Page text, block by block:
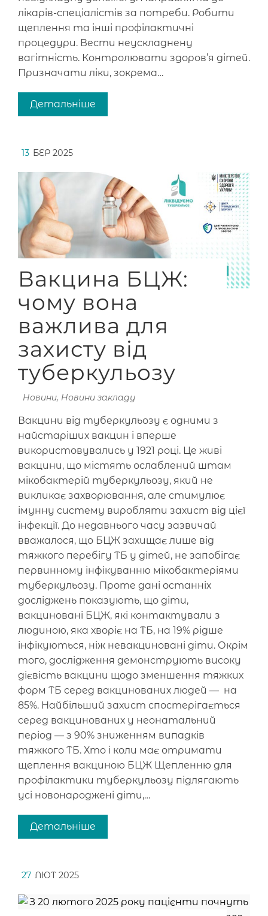
лікарів-спеціалістів за потреби. Робити
щеплення та інші профілактичні
процедури. Вести неускладнену
вагітність. Контролювати здоров’я дітей.
Призначати ліки, зокрема…
Детальніше
13 БЕР 2025
Вакцина БЦЖ:
чому вона
важлива для
захисту від
туберкульозу
Новини, Новини закладу
Вакцини від туберкульозу є одними з
найстаріших вакцин і вперше
використовувались у 1921 році. Це живі
вакцини, що містять ослаблений штам
мікобактерій туберкульозу, який не
викликає захворювання, але стимулює
імунну систему виробляти захист від цієї
інфекції. До недавнього часу зазвичай
вважалося, що БЦЖ захищає лише від
тяжкого перебігу ТБ у дітей, не запобігає
первинному інфікуванню мікобактеріями
туберкульозу. Проте дані останніх
досліджень показують, що діти,
вакциновані БЦЖ, які контактували з
людиною, яка хворіє на ТБ, на 19% рідше
інфікуються, ніж невакциновані діти. Окрім
того, дослідження демонструють високу
дієвість вакцини щодо зменшення тяжких
форм ТБ серед вакцинованих людей — на
85%. Найбільший захист спостерігається
серед вакцинованих у неонатальний
період — з 90% зниженням випадків
тяжкого ТБ. Хто і коли має отримати
щеплення вакциною БЦЖ Щепленню для
профілактики туберкульозу підлягають
усі новонароджені діти,…
Детальніше
27 ЛЮТ 2025